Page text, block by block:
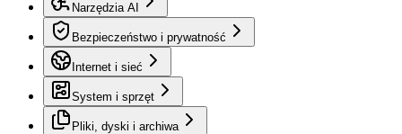
Narzędzia AI
Bezpieczeństwo i prywatność
Internet i sieć
System i sprzęt
Pliki, dyski i archiwa